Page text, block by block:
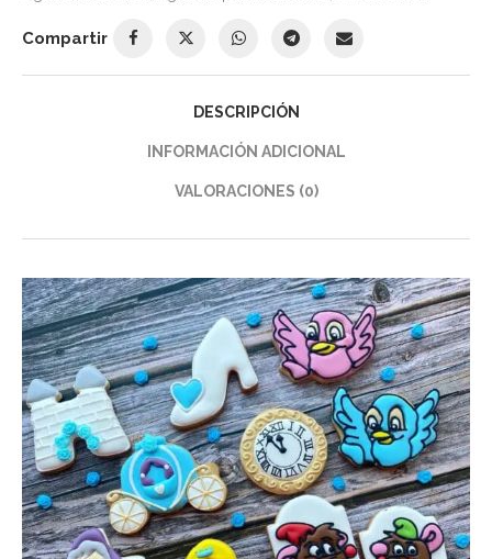
Compartir
DESCRIPCIÓN
INFORMACIÓN ADICIONAL
VALORACIONES (0)